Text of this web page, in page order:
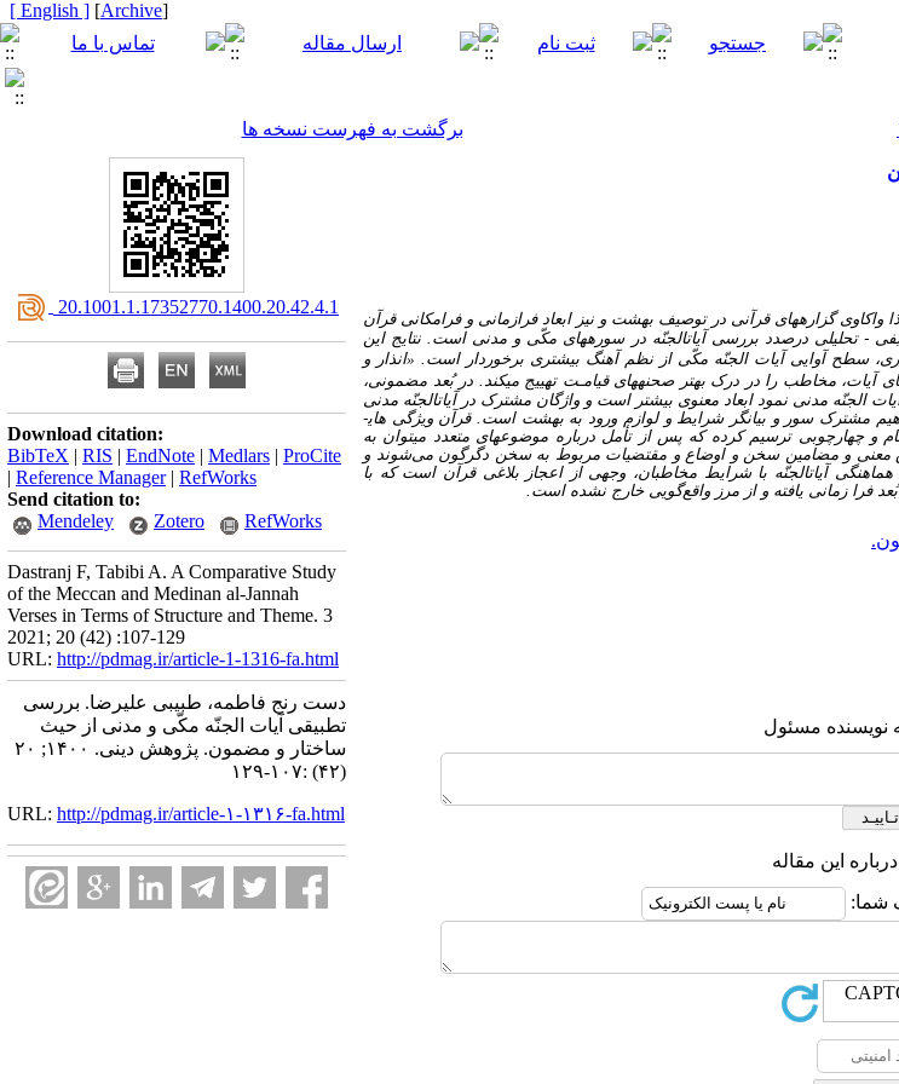
[
Archive
]
[ English ]
برگشت به فهرست نسخه ها
واکاوی گزاره­های قرآنی در توصیف بهشت و نیز ابعاد فرازمانی و فرامکانی قرآن
- تحلیلی درصدد بررسی آیات­الجنّه در سوره­های مکّی و مدنی است. نتایج این
سطح آوایی آیات الجنّه مکّی از نظم آهنگ بیشتری برخوردار است. «انذار و
آیات­، مخاطب را در درک بهتر صحنه­های قیامـت تهییج می­کند. در بُعد مضمونی،
الجنّه مدنی نمود ابعاد معنوی بیشتر است و واژگان مشترک در آیات­الجنّه مدنی
مشترک سور و بیانگر شرایط و لوازم ورود به بهشت است. قرآن ویژگی های­
و چها­رچوبی ترسیم کرده که پس از تأمل درباره موضوع­های متعدد می­توان به
معنی و مضامین سخن و اوضاع و مقتضیات مربوط به سخن دگرگون می‌شوند و
آیات­الجنّه با شرایط مخاطبان، وجهی از اعجاز بلاغی قرآن است که با
فرا زمانی یافته و از مرز واقع‌گویی خارج نشده است.
نویسنده مسئول
این مقاله
شما:
‎ 20.1001.1.17352770.1400.20.42.4.1
Download citation:
BibTeX | RIS | EndNote | Medlars | ProCite
| Reference Manager| RefWorks
Send citation to:
Mendeley
Zotero RefWorks
Dastranj F, Tabibi A. A Comparative Study
of the Meccan and Medinan al-Jannah
Verses in Terms of Structure and Theme. 3
2021; 20 (42) :107-129
URL: http://pdmag.ir/article-1-1316-fa.html
دست رنج فاطمه، طبیبی علیرضا. بررسی
تطبیقی آیات الجنّه مکّی و مدنی از حیث
ساختار و مضمون. پژوهش دینی. ۱۴۰۰; ۲۰
(۴۲) :۱۰۷-۱۲۹
URL: http://pdmag.ir/article-۱-۱۳۱۶-fa.html